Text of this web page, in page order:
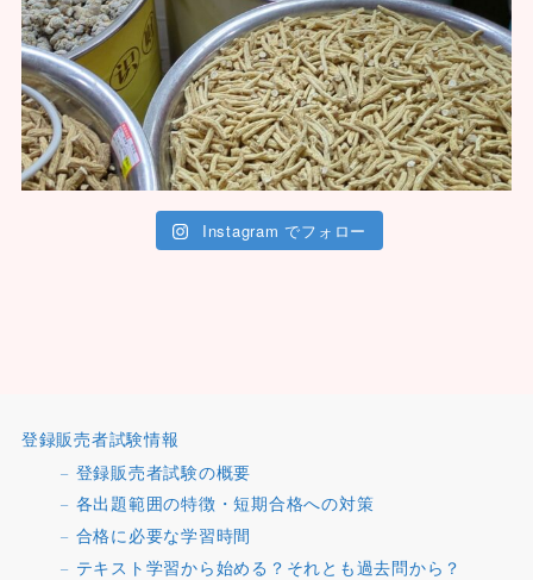
Instagram でフォロー
登録販売者試験情報
登録販売者試験の概要
各出題範囲の特徴・短期合格への対策
合格に必要な学習時間
テキスト学習から始める？それとも過去問から？